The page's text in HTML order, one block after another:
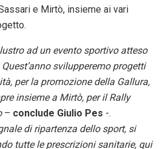
e Mirtò, insieme ai vari
ad un evento sportivo atteso
svilupperemo progetti
per la promozione della Gallura,
insieme a Mirtò, per il Rally
– conclude Giulio Pes -.
di ripartenza dello sport, si
tutte le prescrizioni sanitarie, qui